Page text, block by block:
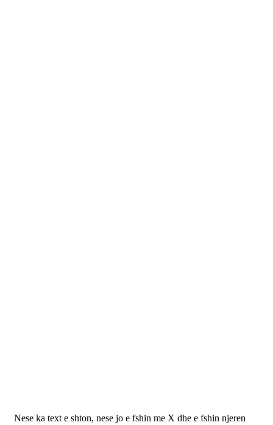
Nese ka text e shton, nese jo e fshin me X dhe e fshin njeren